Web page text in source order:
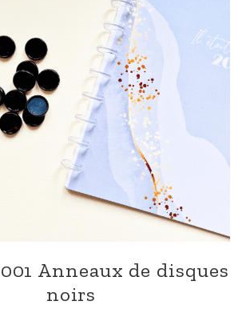
Anneaux de disques
noirs